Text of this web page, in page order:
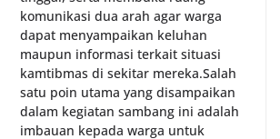
komunikasi dua arah agar warga
dapat menyampaikan keluhan
maupun informasi terkait situasi
kamtibmas di sekitar mereka.‎‎‎Salah
satu poin utama yang disampaikan
dalam kegiatan sambang ini adalah
imbauan kepada warga untuk